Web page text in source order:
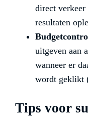
direct verkeer
resultaten
uitgeven aan
wanneer er
wordt geklikt
Tips voor